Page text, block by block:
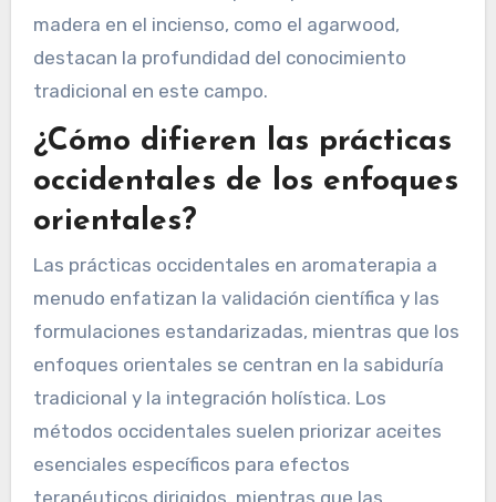
para la salud, promoviendo la relajación y la
claridad mental. Los atributos únicos implican la
incorporación de aromas estacionales y flora
aromaterapia en Japón. Además, prácticas
raras como el uso de tipos específicos de
madera en el incienso, como el agarwood,
¿Cómo difieren las prácticas
occidentales de los enfoques
orientales?
Las prácticas occidentales en aromaterapia a
menudo enfatizan la validación científica y las